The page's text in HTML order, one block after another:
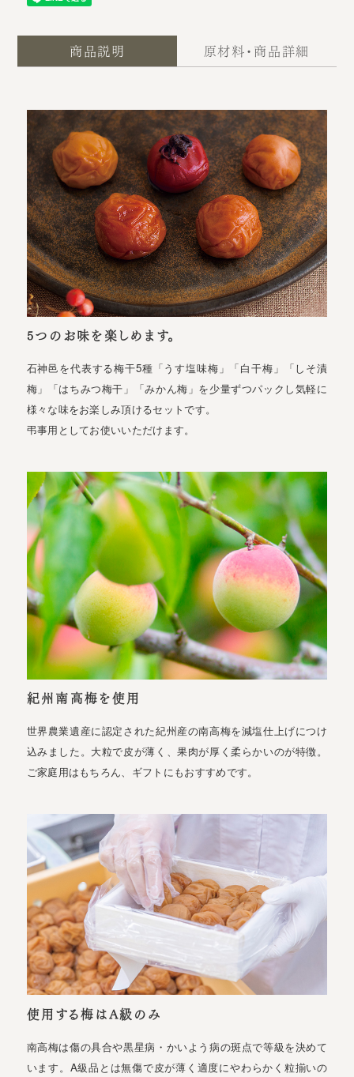
商品説明 原材料・商品詳細
5つのお味を楽しめます。
石神邑を代表する梅干5種「うす塩味梅」「白干梅」「しそ漬
梅」「はちみつ梅干」「みかん梅」を少量ずつパックし気軽に
様々な味をお楽しみ頂けるセットです。
弔事用としてお使いいただけます。
紀州南高梅を使用
世界農業遺産に認定された紀州産の南高梅を減塩仕上げにつけ
込みました。大粒で皮が薄く、果肉が厚く柔らかいのが特徴。
ご家庭用はもちろん、ギフトにもおすすめです。
使用する梅はA級のみ
南高梅は傷の具合や黒星病・かいよう病の斑点で等級を決めて
います。A級品とは無傷で皮が薄く適度にやわらかく粒揃いの